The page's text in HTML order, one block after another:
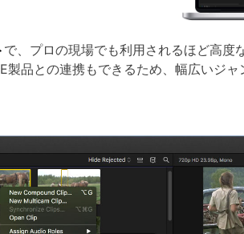
で、プロの現場でも利用されるほど高度
品との連携もできるため、幅広いジャ